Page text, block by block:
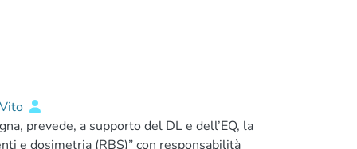
prevede, a supporto del DL e dell’EQ, la
e dosimetria (RBS)” con responsabilità